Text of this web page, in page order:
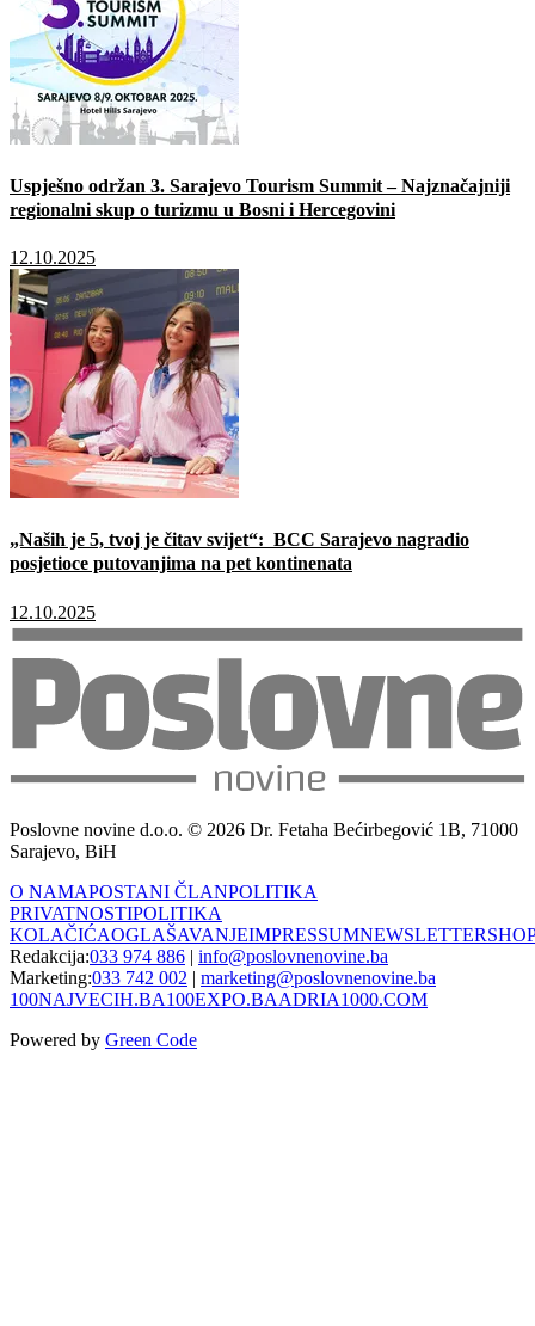
Uspješno održan 3. Sarajevo Tourism Summit – Najznačajniji
regionalni skup o turizmu u Bosni i Hercegovini
12.10.2025
„Naših je 5, tvoj je čitav svijet“: BCC Sarajevo nagradio
posjetioce putovanjima na pet kontinenata
12.10.2025
Poslovne novine d.o.o. © 2026 Dr. Fetaha Bećirbegović 1B, 71000
Sarajevo, BiH
O NAMAPOSTANI ČLANPOLITIKA
PRIVATNOSTIPOLITIKA
KOLAČIĆAOGLAŠAVANJEIMPRESSUMNEWSLETTER
Redakcija:033 974 886 | info@poslovnenovine.ba
Marketing:033 742 002 | marketing@poslovnenovine.ba
100NAJVECIH.BA100EXPO.BAADRIA1000.COM
Powered by Green Code